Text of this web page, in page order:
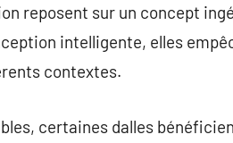
reposent sur un concept
intelligente, elles
contextes.
certaines dalles